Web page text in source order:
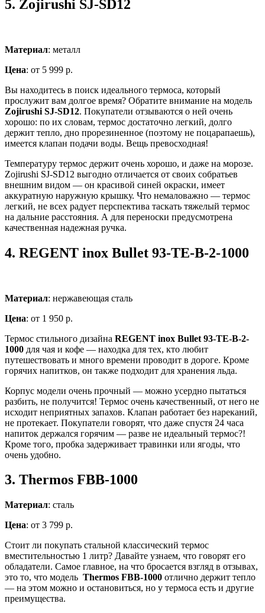
5. Zojirushi SJ-SD12
Материал: металл
Цена: от 5 999 р.
Вы находитесь в поиск идеального термоса, который
прослужит вам долгое время? Обратите внимание на модель
Zojirushi SJ-SD12. Покупатели отзываются о ней очень
хорошо: по их словам, термос достаточно легкий, долго
держит тепло, дно прорезиненное (поэтому не поцарапаешь),
имеется клапан подачи воды. Вещь превосходная!
Температуру термос держит очень хорошо, и даже на морозе.
Zojirushi SJ-SD12 выгодно отличается от своих собратьев
внешним видом — он красивой синей окраски, имеет
аккуратную наружную крышку. Что немаловажно — термос
легкий, не всех радует перспектива таскать тяжелый термос
на дальние расстояния. А для переноски предусмотрена
качественная надежная ручка.
4. REGENT inox Bullet 93-TE-B-2-1000
Материал: нержавеющая сталь
Цена: от 1 950 р.
Термос стильного дизайна REGENT inox Bullet 93-TE-B-2-
1000 для чая и кофе — находка для тех, кто любит
путешествовать и много времени проводит в дороге. Кроме
горячих напитков, он также подходит для хранения льда.
Корпус модели очень прочный — можно усердно пытаться
разбить, не получится! Термос очень качественный, от него не
исходит неприятных запахов. Клапан работает без нареканий,
не протекает. Покупатели говорят, что даже спустя 24 часа
напиток держался горячим — разве не идеальный термос?!
Кроме того, пробка задерживает травинки или ягоды, что
очень удобно.
3. Thermos FBB-1000
Материал: сталь
Цена: от 3 799 р.
Стоит ли покупать стальной классический термос
вместительностью 1 литр? Давайте узнаем, что говорят его
обладатели. Самое главное, на что бросается взгляд в отзывах,
это то, что модель Thermos FBB-1000 отлично держит тепло
— на этом можно и остановиться, но у термоса есть и другие
преимущества.